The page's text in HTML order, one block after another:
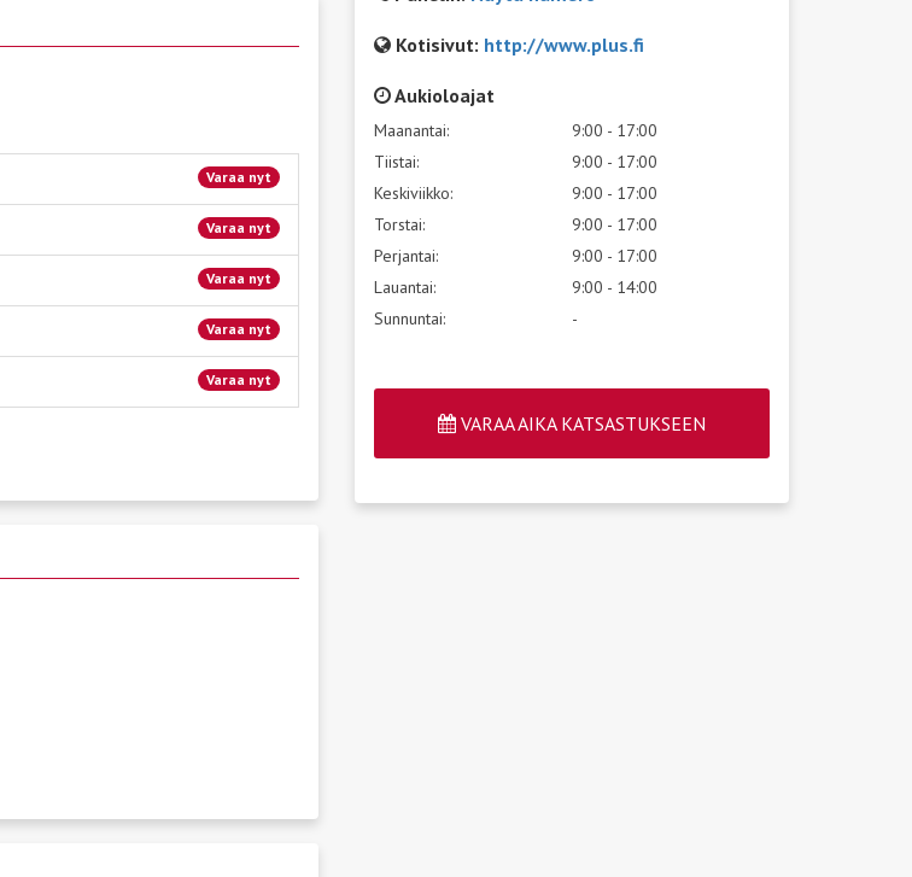
Kotisivut: http://www.plus.fi
Aukioloajat
Maanantai:
9:00 - 17:00
Tiistai:
9:00 - 17:00
Keskiviikko:
9:00 - 17:00
Torstai:
9:00 - 17:00
Perjantai:
9:00 - 17:00
Lauantai:
9:00 - 14:00
Sunnuntai:
-
VARAA AIKA KATSASTUKSEEN
Varaa nyt
Varaa nyt
Varaa nyt
Varaa nyt
Varaa nyt